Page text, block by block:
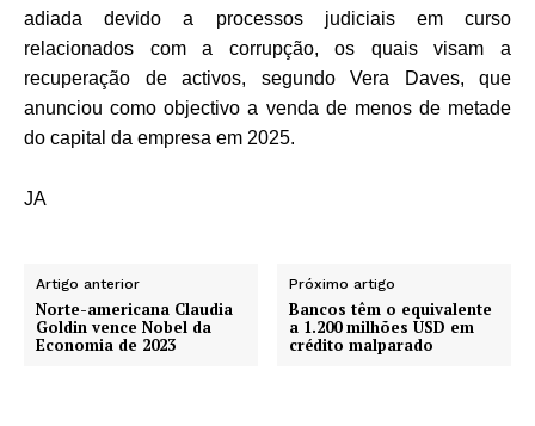
adiada devido a processos judiciais em curso
relacionados com a corrupção, os quais visam a
recuperação de activos, segundo Vera Daves, que
anunciou como objectivo a venda de menos de metade
do capital da empresa em 2025.
JA
Artigo anterior
Norte-americana Claudia
Goldin vence Nobel da
Economia de 2023
Próximo artigo
Bancos têm o equivalente
a 1.200 milhões USD em
crédito malparado